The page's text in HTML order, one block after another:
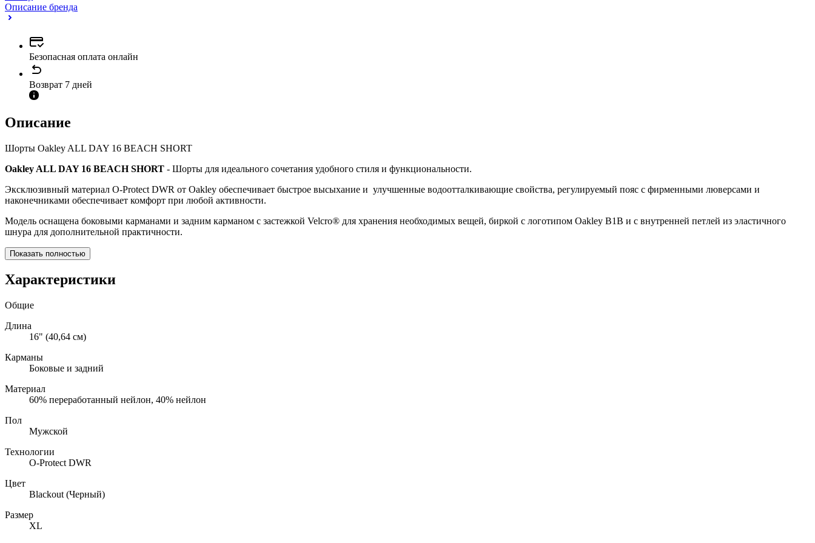
Описание бренда
Безопасная оплата онлайн
Возврат 7 дней
Описание
Шорты Oakley ALL DAY 16 BEACH SHORT
Oakley ALL DAY 16 BEACH SHORT - Шорты для идеального сочетания удобного стиля и функциональности.
Эксклюзивный материал O-Protect DWR от Oakley обеспечивает быстрое высыхание и улучшенные водоотталкивающие свойства, регулируемый пояс с фирменными люверсами и
наконечниками обеспечивает комфорт при любой активности.
Модель оснащена боковыми карманами и задним карманом с застежкой Velcro® для хранения необходимых вещей, биркой с логотипом Oakley B1B и с внутренней петлей из эластичного
шнура для дополнительной практичности.
Показать полностью
Характеристики
Общие
Длина
16" (40,64 см)
Карманы
Боковые и задний
Материал
60% переработанный нейлон, 40% нейлон
Пол
Мужской
Технологии
O-Protect DWR
Цвет
Blackout (Черный)
Размер
XL